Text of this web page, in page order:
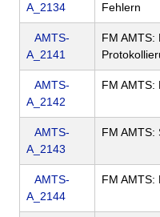
A_2134
Fehlern
AMTS-
A_2141
FM AMTS:
AMTS-
A_2142
FM AMTS:
AMTS-
A_2143
FM AMTS:
AMTS-
A_2144
FM AMTS: